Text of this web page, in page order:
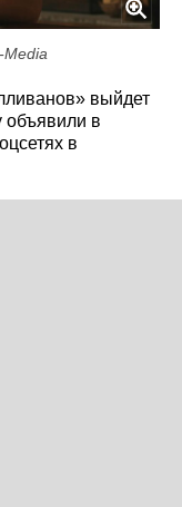
выйдет
объявили в
в